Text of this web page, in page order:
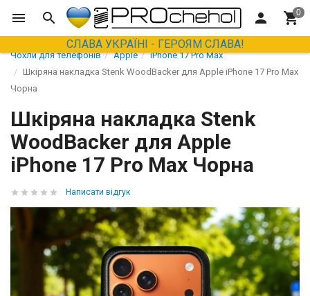
СЛАВА УКРАЇНІ - ГЕРОЯМ СЛАВА!
Чохли для телефонів Apple
iPhone 17 Pro Max
Шкіряна накладка Stenk WoodBacker для Apple iPhone 17 Pro Max
Чорна
Шкіряна накладка Stenk
WoodBacker для Apple
iPhone 17 Pro Max Чорна
Написати відгук